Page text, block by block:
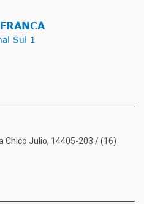
Chico Julio, 14405-203 / (16)